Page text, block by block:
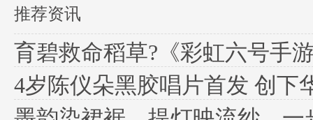
推荐资讯
育碧救命稻草?《彩虹六号手游》国
4岁陈仪朵黑胶唱片首发 创下